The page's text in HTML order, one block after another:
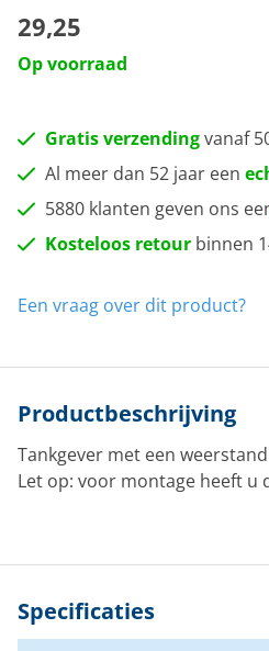
29,25
Op voorraad
Gratis verzendingvanaf
Al meer dan 52 jaar een
5880 klanten geven ons
Kosteloos retour binnen
Een vraag over dit product?
Productbeschrijving
Tankgever met een
Let op: voor montage heeft u
Specificaties